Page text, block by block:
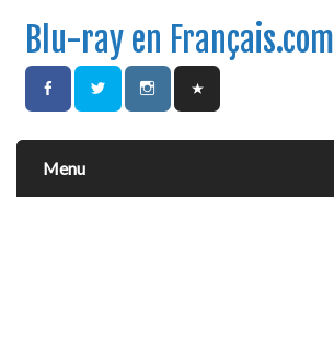
Blu-ray en Français.com
Menu